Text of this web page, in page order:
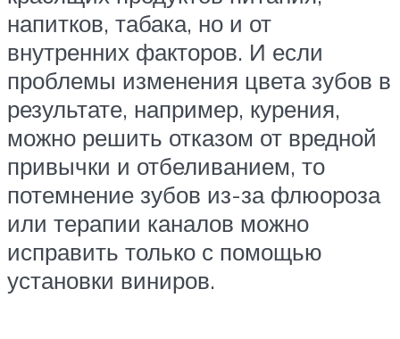
напитков, табака, но и от
внутренних факторов. И если
проблемы изменения цвета зубов в
результате, например, курения,
можно решить отказом от вредной
привычки и отбеливанием, то
потемнение зубов из-за флюороза
или терапии каналов можно
исправить только с помощью
установки виниров.